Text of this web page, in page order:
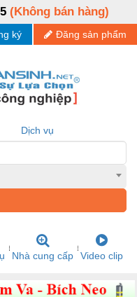
(Không bán hàng)
Đăng sản phẩm
ký
Dịch vụ
Nhà cung cấp Video clip